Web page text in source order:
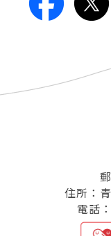
住所：
電話